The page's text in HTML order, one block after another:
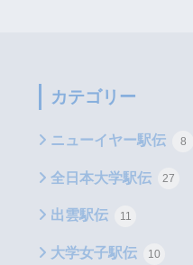
カテゴリー
ニューイヤー駅伝 8
全日本大学駅伝 27
出雲駅伝 11
大学女子駅伝 10